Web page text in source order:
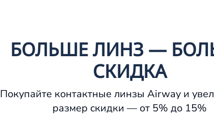
БОЛЬШЕ ЛИНЗ —
СКИДКА
Покупайте контактные линзы Airway и
размер скидки — от 5% до 15%